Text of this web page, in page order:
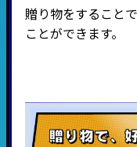
贈り物をすること
ことができます。